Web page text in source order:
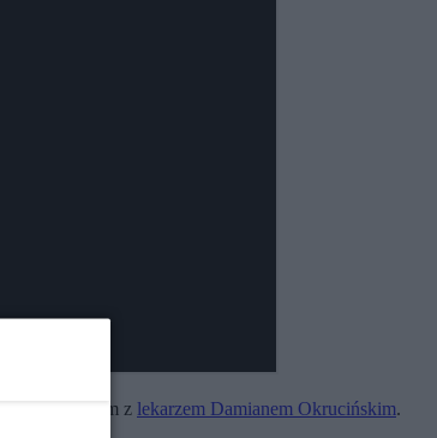
rozmawiam z lekarzem Damianem Okrucińskim.